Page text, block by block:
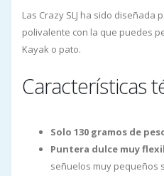
Las Crazy SLJ ha sido diseñada
polivalente con la que puedes
Kayak o pato.
Características
Solo 130 gramos de
Puntera dulce muy
señuelos muy pequeños